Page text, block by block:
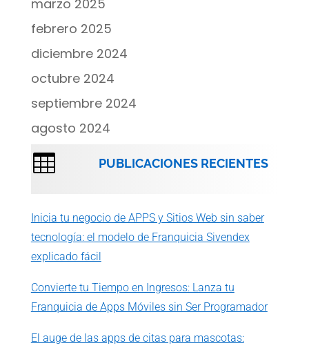
marzo 2025
febrero 2025
diciembre 2024
octubre 2024
septiembre 2024
agosto 2024
 PUBLICACIONES RECIENTES
Inicia tu negocio de APPS y Sitios Web sin saber
tecnología: el modelo de Franquicia Sivendex
explicado fácil
Convierte tu Tiempo en Ingresos: Lanza tu
Franquicia de Apps Móviles sin Ser Programador
El auge de las apps de citas para mascotas: